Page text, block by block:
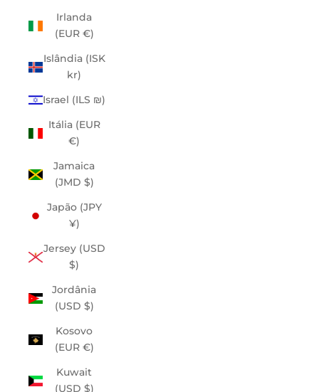
Irlanda
(EUR €)
Islândia (ISK
kr)
Israel (ILS ₪)
Itália (EUR
€)
Jamaica
(JMD $)
Japão (JPY
¥)
Jersey (USD
$)
Jordânia
(USD $)
Kosovo
(EUR €)
Kuwait
(USD $)